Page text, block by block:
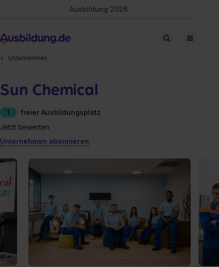
Ausbildung 2026
Stellen finden
Unternehmen
Sun Chemical
1
freier Ausbildungsplatz
Jetzt bewerten
Unternehmen abonnieren